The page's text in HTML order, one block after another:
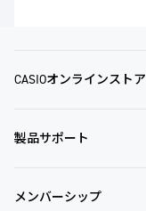
CASIOオンラインストア
製品サポート
メンバーシップ